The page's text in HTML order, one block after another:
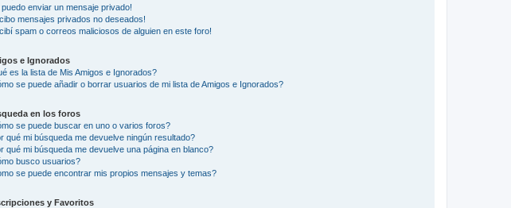
puedo enviar un mensaje privado!
mensajes privados no deseados!
spam o correos maliciosos de alguien en este foro!
e Ignorados
es la lista de Mis Amigos e Ignorados?
se puede añadir o borrar usuarios de mi lista de Amigos e Ignorados?
en los foros
se puede buscar en uno o varios foros?
qué mi búsqueda me devuelve ningún resultado?
qué mi búsqueda me devuelve una página en blanco?
busco usuarios?
se puede encontrar mis propios mensajes y temas?
y Favoritos